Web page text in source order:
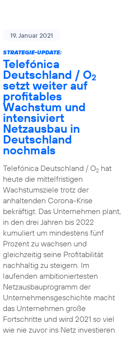
19. Januar 2021
STRATEGIE-UPDATE:
Telefónica
Deutschland / O2
setzt weiter auf
profitables
Wachstum und
intensiviert
Netzausbau in
Deutschland
nochmals
Telefónica Deutschland / O2hat
heute die mittelfristigen
Wachstumsziele trotz der
anhaltenden Corona-Krise
bekräftigt. Das Unternehmen plant,
in den drei Jahren bis 2022
kumuliert um mindestens fünf
Prozent zu wachsen und
gleichzeitig seine Profitabilität
nachhaltig zu steigern. Im
laufenden ambitioniertesten
Netzausbauprogramm der
Unternehmensgeschichte macht
das Unternehmen große
Fortschritte und wird 2021 so viel
wie nie zuvor ins Netz investieren.